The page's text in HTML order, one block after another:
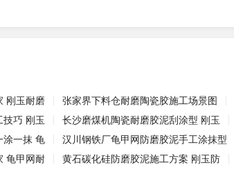
刚玉耐磨 张家界下料仓耐磨陶瓷胶施工场景图
巧 刚玉
长沙磨煤机陶瓷耐磨胶泥刮涂型 刚玉
涂一抹 龟
汉川钢铁厂龟甲网防磨胶泥手工涂抹型
龟甲网耐
黄石碳化硅防磨胶泥施工方案 刚玉防